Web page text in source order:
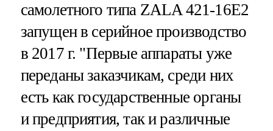
самолетного типа ZALA 421-16Е2
запущен в серийное производство
в 2017 г. "Первые аппараты уже
переданы заказчикам, среди них
есть как государственные органы
и предприятия, так и различные